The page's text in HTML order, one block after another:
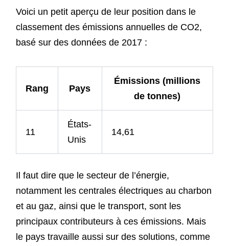
Voici un petit aperçu de leur position dans le
classement des émissions annuelles de CO2,
basé sur des données de 2017 :
Rang Pays
Émissions (millions
de tonnes)
11
États-
Unis
14,61
Il faut dire que le secteur de l’énergie,
notamment les centrales électriques au charbon
et au gaz, ainsi que le transport, sont les
principaux contributeurs à ces émissions. Mais
le pays travaille aussi sur des solutions, comme